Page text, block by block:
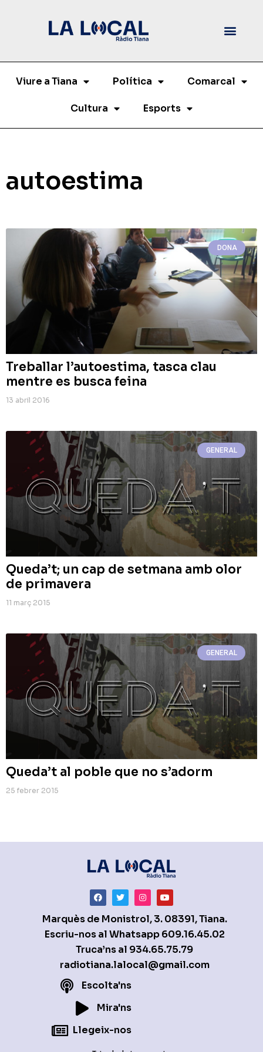
Viure a Tiana Política Comarcal
Cultura Esports
autoestima
DONA
Treballar l’autoestima, tasca clau
mentre es busca feina
13 abril 2016
GENERAL
Queda’t; un cap de setmana amb olor
de primavera
11 març 2015
GENERAL
Queda’t al poble que no s’adorm
25 febrer 2015
Marquès de Monistrol, 3. 08391, Tiana.
Escriu-nos al Whatsapp609.16.45.02
Truca’ns al 934.65.75.79
radiotiana.lalocal@gmail.com
Escolta'ns
Mira'ns
Llegeix-nos